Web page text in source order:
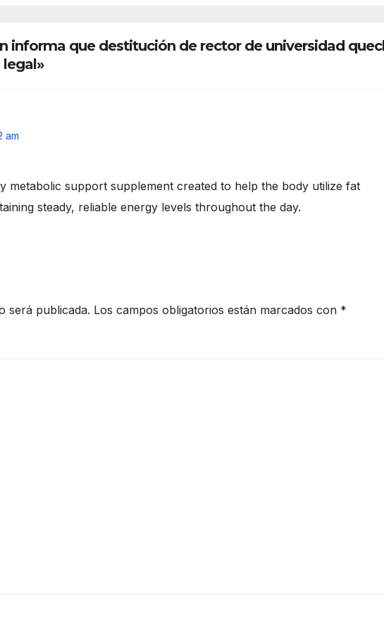
informa que destitución de rector de universidad
am
metabolic support supplement created to help the body utilize fat
steady, reliable energy levels throughout the day.
será publicada. Los campos obligatorios están marcados con *